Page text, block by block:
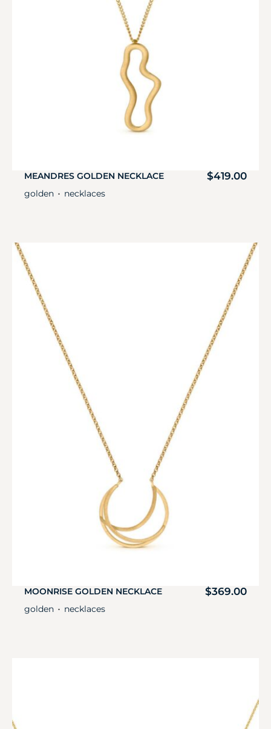
MEANDRES GOLDEN NECKLACE $419.00
golden ・ necklaces
MOONRISE GOLDEN NECKLACE $369.00
golden ・ necklaces